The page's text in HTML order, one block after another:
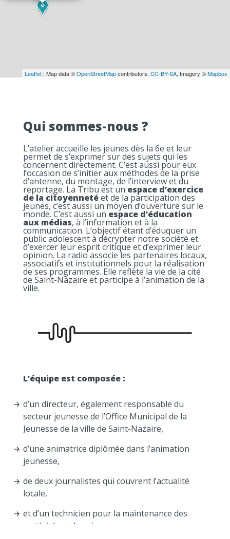
Leaflet | Map data ©OpenStreetMapcontributors, CC-BY-SA, Imagery ©Mapbox
Qui sommes-nous ?
L’atelier accueille les jeunes dès la 6e et leur
permet de s’exprimer sur des sujets qui les
concernent directement. C’est aussi pour eux
l’occasion de s’initier aux méthodes de la prise
d’antenne, du montage, de l’interview et du
reportage. La Tribu est un espace d’exercice
de la citoyennetéet de la participation des
jeunes, c’est aussi un moyen d’ouverture sur le
monde. C’est aussi un espace d’éducation
aux médias, à l’information et à la
communication. L’objectif étant d’éduquer un
public adolescent à décrypter notre société et
d’exercer leur esprit critique et d’exprimer leur
opinion. La radio associe les partenaires locaux,
associatifs et institutionnels pour la réalisation
de ses programmes. Elle reflète la vie de la cité
de Saint-Nazaire et participe à l’animation de la
ville.
L’équipe est composée :
d’un directeur, également responsable du
secteur jeunesse de l’Office Municipal de la
Jeunesse de la ville de Saint-Nazaire,
d’une animatrice diplômée dans l’animation
jeunesse,
de deux journalistes qui couvrent l’actualité
locale,
et d’un technicien pour la maintenance des
matériels et des réseaux.